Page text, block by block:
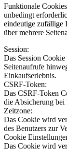
Funktionale
unbedingt
eindeutige zufällige
über mehrere
Session:
Das Session
Seitenaufrufe
Einkaufserlebnis.
CSRF-Token:
Das CSRF-Token
die Absicherung bei
Zeitzone:
Das Cookie wird
des Benutzers zur
Cookie
Das Cookie wird